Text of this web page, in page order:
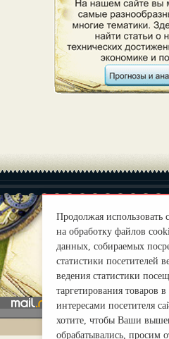
О нас |
Продолжая использовать
на обработку файлов
данных, собираемых
статистики посетителей
ведения статистики
таргетирования товаров в
интересами посетителя
хотите, чтобы Ваши
обрабатывались, просим